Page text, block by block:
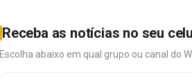
Receba as notícias no seu
Escolha abaixo em qual grupo ou canal do